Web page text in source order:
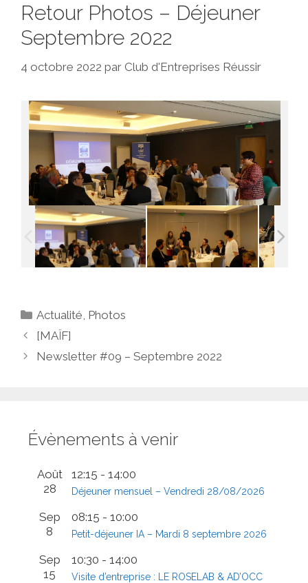
Retour Photos – Déjeuner
Septembre 2022
4 octobre 2022 par Club d'Entreprises Réussir
Catégories
Actualité Photos
[MAÏF]
Newsletter #09 – Septembre 2022
Évènements à venir
Août
28
12:15 - 14:00
Déjeuner mensuel – Vendredi 28/08/2026
Sep
8
08:15 - 10:00
Petit-déjeuner IA – Mardi 8 septembre 2026
Sep
15
10:30 - 14:00
Visite d’entreprise : LE ROSELAB & AD’OCC